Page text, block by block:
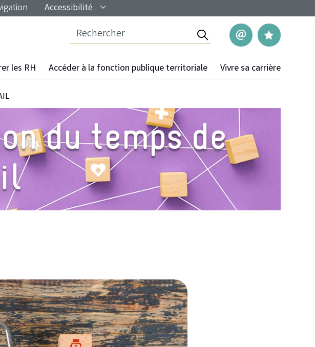
Accessibilité
Rechercher
NousMes
les RH Accéder à la fonction publique territoriale Vivre sa carrière
du temps de